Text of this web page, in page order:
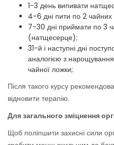
1-3 день випивати
4-6 дні пити по 2 чайних
7-30 дні приймати по 3
(натщесерце);
31-й і наступні дні
аналогією з
чайної ложки;
Після такого курсу
відновити терапію.
Для загального зміцнення
Щоб поліпшити захисні сили